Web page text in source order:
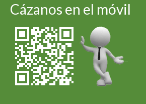
Cázanos en el móvil